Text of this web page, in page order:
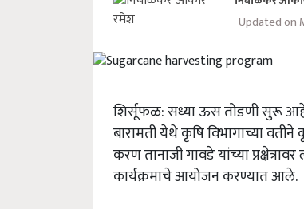
Updated on
शिर्सूफळ: सध्या ऊस तोडणी सुरू
बारामती येथे कृषि विभागाच्या
करण तानाजी गावडे यांच्या
कार्यक्रमाचे आयोजन करण्यात आले.